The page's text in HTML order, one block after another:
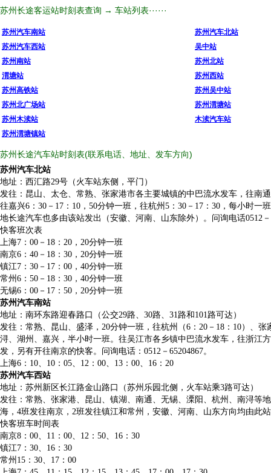
苏州长途客运站时刻表查询 → 车站列表······
苏州汽车南站
苏州汽车北站
苏州汽车西站
吴中站
苏州南站
苏州北站
渭塘站
苏州西站
苏州高铁站
苏州吴中站
苏州北广场站
苏州渭塘站
苏州木渎站
木渎汽车站
苏州渭塘镇站
苏州长途汽车站时刻表(联系电话、地址、发车方向)
苏州汽车北站
地址：西汇路29号（火车站东侧，平门）
发往：昆山、太仓、常熟、张家港市各主要城镇的中巴流水发车，往南
往嘉兴6：30－17：10，50分钟一班，往杭州5：30－17：30，每小时一
地长途汽车也多由该站发出（安徽、河南、山东除外）。问询电话0512－
快客班次表
上海7：00－18：20，20分钟一班
南京6：40－18：30，20分钟一班
镇江7：30－17：00，40分钟一班
常州6：50－18：30，40分钟一班
无锡6：00－17：50，20分钟一班
苏州汽车南站
地址：南环东路迎春路口（公交29路、30路、31路和101路可达）
发往：常熟、昆山、盛泽，20分钟一班，往杭州（6：20－18：10）、
浔、湖州、嘉兴，半小时一班。往吴江市各乡镇中巴流水发车，往浙江
发，另有开往南京的快客。问询电话：0512－65204867。
上海6：10、10：05、12：00、13：00、16：20
苏州汽车西站
地址：苏州新区长江路金山路口（苏州乐园北侧，火车站乘3路可达）
发往：常熟、张家港、昆山、镇湖、南通、无锡、溧阳、杭州、南浔等
海，4班发往南京，2班发往镇江和常州，安徽、河南、山东方向均由此
快客班车时间表
南京8：00、11：00、12：50、16：30
镇江7：30、16：30
常州15：30、17：00